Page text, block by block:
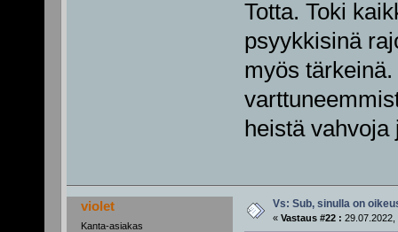
Totta. Toki
psyykkisinä
myös
heistä
violet
Kanta-asiakas
Vs: Sub, sinulla on
« Vastaus #22 : 29.07.2022,